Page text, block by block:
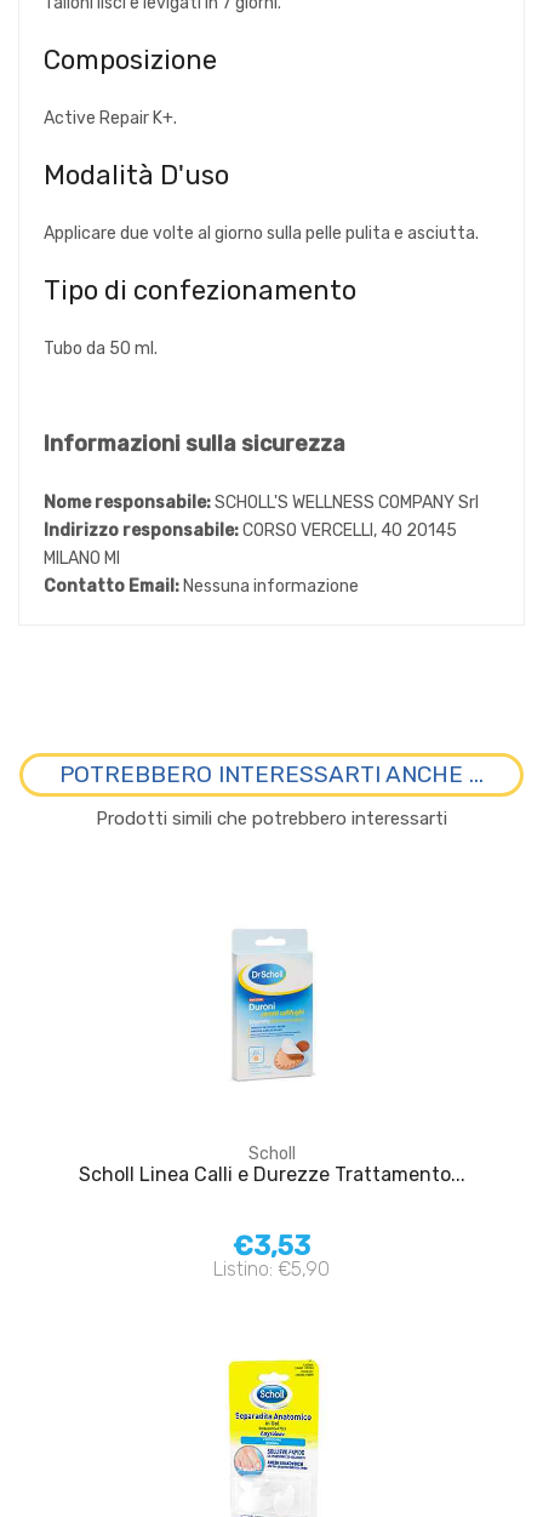
Composizione
Active Repair K+.
Modalità D'uso
Applicare due volte al giorno sulla pelle pulita e asciutta.
Tipo di confezionamento
Tubo da 50 ml.
Informazioni sulla sicurezza
Nome responsabile:SCHOLL'S WELLNESS COMPANY Srl
Indirizzo responsabile:CORSO VERCELLI, 40 20145
MILANO MI
Contatto Email: Nessuna informazione
POTREBBERO INTERESSARTI ANCHE ...
Prodotti simili che potrebbero interessarti
Scholl
Scholl Linea Calli e Durezze Trattamento...
€3,53
Listino: €5,90